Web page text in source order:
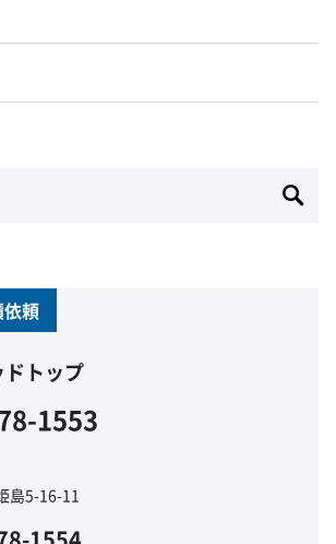
頼
トップ
1553
島5-16-11